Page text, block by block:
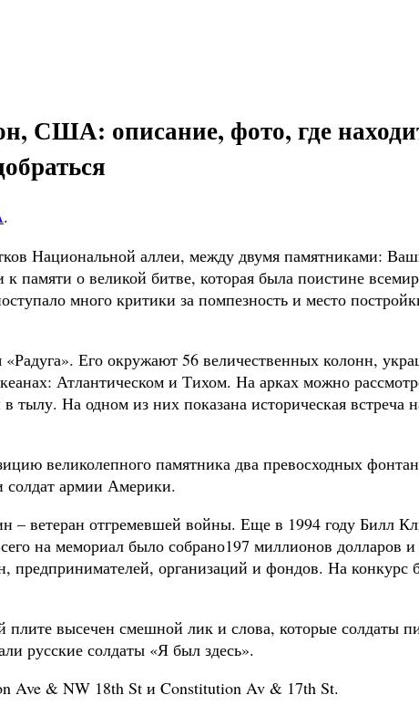
США: описание, фото, где
.
Национальной аллеи, между двумя памятниками:
памяти о великой битве, которая была поистине
много критики за помпезность и место
Его окружают 56 величественных колонн,
Атлантическом и Тихом. На арках можно
На одном из них показана историческая встреча
великолепного памятника два превосходных
солдат армии Америки.
ветеран отгремевшей войны. Еще в 1994 году Билл
на мемориал было собрано197 миллионов долларов
предпринимателей, организаций и фондов. На
высечен смешной лик и слова, которые солдаты
русские солдаты «Я был здесь».
Ave & NW 18th St и Constitution Av & 17th St.